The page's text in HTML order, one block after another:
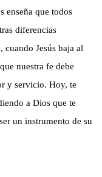
enseña que todos
diferencias
Jesús baja al
nuestra fe debe
y servicio. Hoy, te
a Dios que te
un instrumento de su